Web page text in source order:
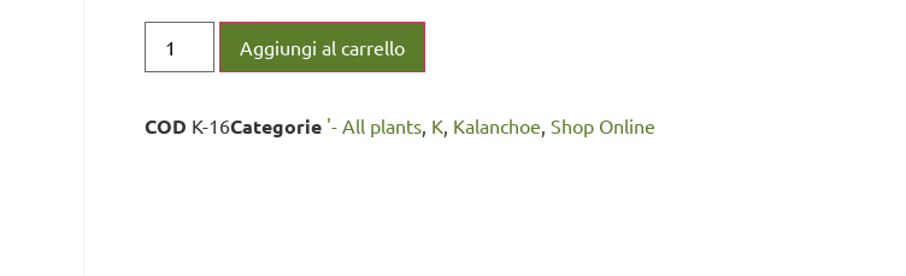
Aggiungi al carrello
COD K-16Categorie '- All plants, K, Kalanchoe, Shop Online